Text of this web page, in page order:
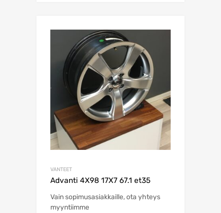
VANTEET
Advanti 4X98 17X7 67.1 et35
Vain sopimusasiakkaille, ota yhteys
myyntiimme